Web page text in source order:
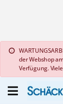
info
der Webshop
Verfügung.